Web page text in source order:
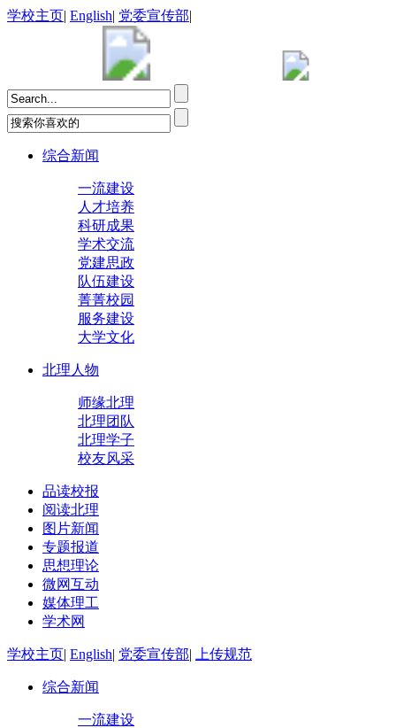
学校主页| English| 党委宣传部|
综合新闻
一流建设
人才培养
科研成果
学术交流
党建思政
队伍建设
菁菁校园
服务建设
大学文化
北理人物
师缘北理
北理团队
北理学子
校友风采
品读校报
阅读北理
图片新闻
专题报道
思想理论
微网互动
媒体理工
学术网
学校主页| English| 党委宣传部| 上传规范
综合新闻
一流建设